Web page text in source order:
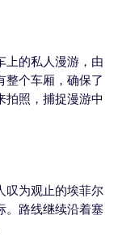
上的私人漫游，由
整个车厢，确保了
拍照，捕捉漫游中
叹为观止的埃菲尔
。路线继续沿着塞